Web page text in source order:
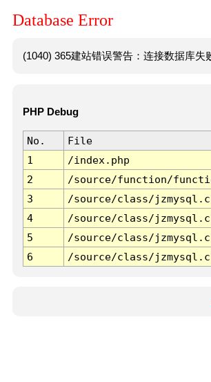
Database Error
(1040) 365建站错误警告：连接数据库失
PHP Debug
No. File
1
/index.php
2
/source/function/
3
/source/class/
4
/source/class/
5
/source/class/
6
/source/class/